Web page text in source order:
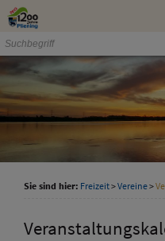
Zum Inhalt
Sie sind hier: Freizeit>Vereine>
schließen